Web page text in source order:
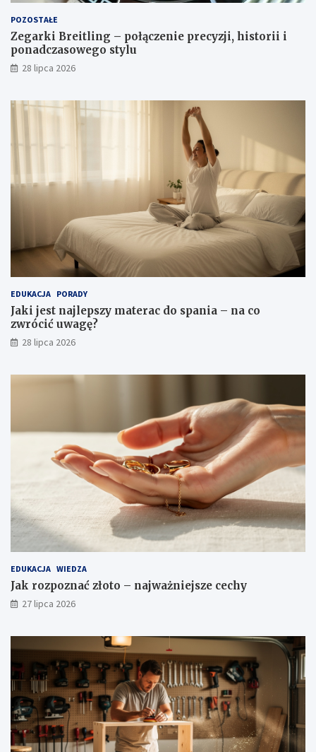
POZOSTAŁE
Zegarki Breitling – połączenie precyzji, historii i
ponadczasowego stylu
28 lipca 2026
EDUKACJA PORADY
Jaki jest najlepszy materac do spania – na co
zwrócić uwagę?
28 lipca 2026
EDUKACJA WIEDZA
Jak rozpoznać złoto – najważniejsze cechy
27 lipca 2026